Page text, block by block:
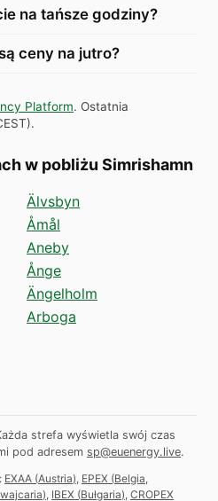
na tańsze godziny?
ceny na jutro?
Platform. Ostatnia
).
w pobliżu Simrishamn
Älvsbyn
Åmål
Aneby
Ånge
Ängelholm
Arboga
strefa wyświetla swój czas
pod adresem sp@euenergy.live.
EXAA (Austria) EPEX (Belgia,
) IBEX (Bułgaria) CROPEX